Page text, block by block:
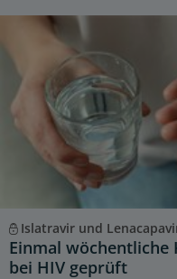
Islatravir und
Einmal
bei HIV geprüft